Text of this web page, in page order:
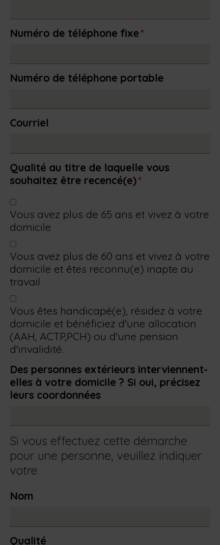
Numéro de téléphone fixe*
Numéro de téléphone portable
Courriel
Qualité au titre de laquelle vous
souhaitez être recencé(e)*
Vous avez plus de 65 ans et vivez à votre
domicile
Vous avez plus de 60 ans et vivez à votre
domicile et êtes reconnu(e) inapte au
travail
Vous êtes handicapé(e), résidez à votre
domicile et bénéficiez d'une allocation
(AAH, ACTP,PCH) ou d'une pension
d'invalidité.
Des personnes extérieurs interviennent-
elles à votre domicile ? Si oui, précisez
leurs coordonnées
Si vous effectuez cette démarche
pour une personne, veuillez indiquer
votre
Nom
Qualité